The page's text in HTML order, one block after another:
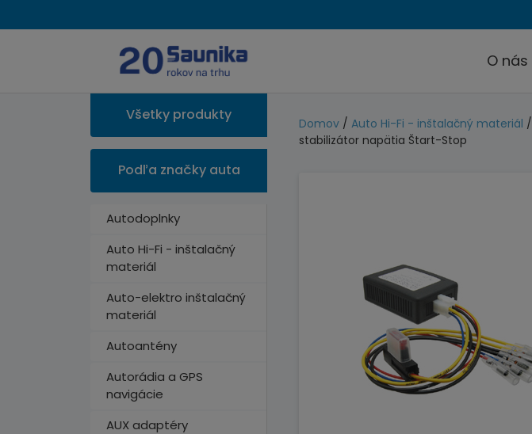
O nás
Všetky produkty
Podľa značky auta
Autodoplnky
Auto Hi-Fi - inštalačný
materiál
Auto-elektro inštalačný
materiál
Autoantény
Autorádia a GPS
navigácie
AUX adaptéry
Domov /Auto Hi-Fi - inštalačný materiál /
stabilizátor napätia Štart-Stop